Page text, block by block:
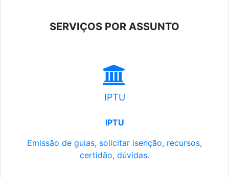
SERVIÇOS POR ASSUNTO
IPTU
IPTU
Emissão de guias, solicitar isenção, recursos,
certidão, dúvidas.